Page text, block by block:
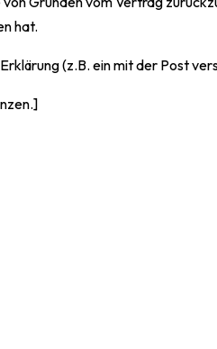
hat.
(z.B. ein mit der Post